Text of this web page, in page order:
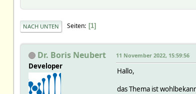
NACH UNTEN Seiten 1
Dr. Boris Neubert
Developer
11 November 2022, 15:59:56
Hallo,
das Thema ist